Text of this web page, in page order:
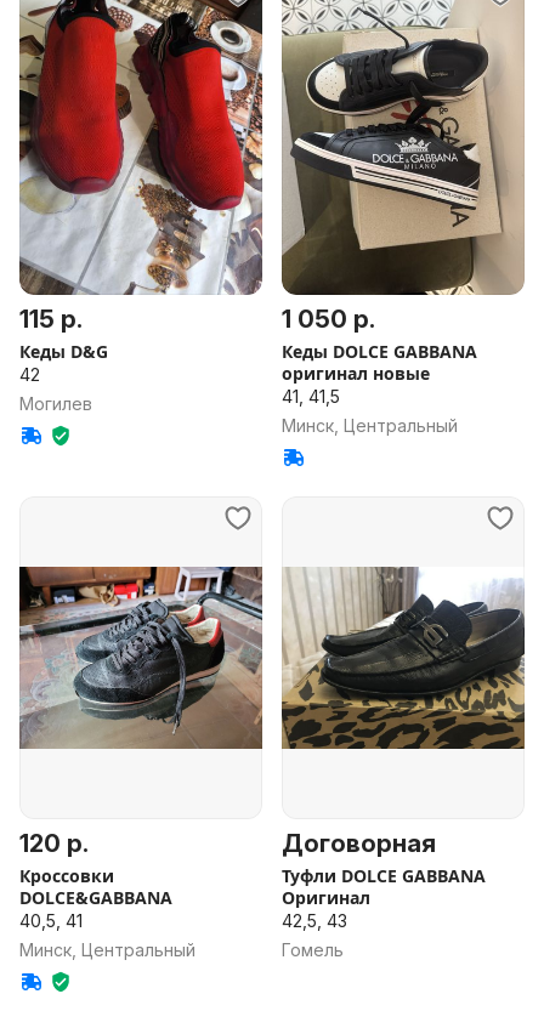
115 р.
Кеды D&G
42
Могилев
1 050 р.
Кеды DOLCE GABBANA
оригинал новые
41, 41,5
Минск, Центральный
120 р.
Кроссовки
DOLCE&GABBANA
40,5, 41
Минск, Центральный
Договорная
Туфли DOLCE GABBANA
Оригинал
42,5, 43
Гомель